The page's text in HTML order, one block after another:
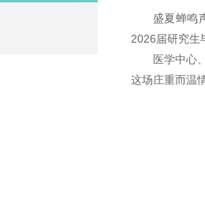
盛夏蝉鸣
2026届研究生
医学中心
这场庄重而温